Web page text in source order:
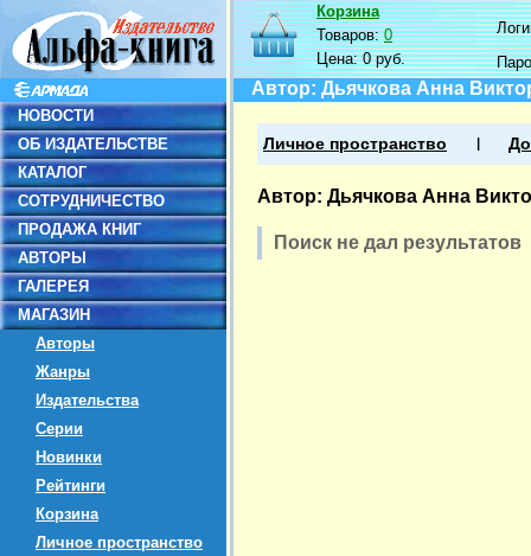
НОВОСТИ
ОБ ИЗДАТЕЛЬСТВЕ
КАТАЛОГ
СОТРУДНИЧЕСТВО
ПРОДАЖА КНИГ
АВТОРЫ
ГАЛЕРЕЯ
МАГАЗИН
Авторы
Жанры
Издательства
Серии
Новинки
Рейтинги
Корзина
Личное пространство
Корзина
Товаров:0
Цена:0 руб.
Автор: Дьячкова Анна
Личное пространство
Автор: Дьячкова Анна
Поиск не дал результатов